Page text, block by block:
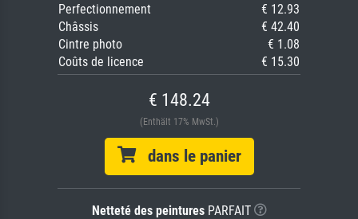
Perfectionnement
€ 12.93
Châssis
€ 42.40
Cintre photo
€ 1.08
Coûts de licence
€ 15.30
€ 148.24
(Enthält 17% MwSt.)
dans le panier
Netteté des peinturesPARFAIT